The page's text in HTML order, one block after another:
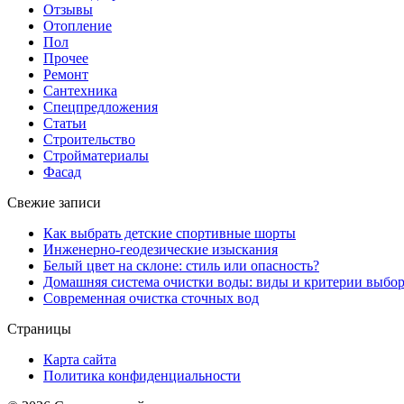
Отзывы
Отопление
Пол
Прочее
Ремонт
Сантехника
Спецпредложения
Статьи
Строительство
Стройматериалы
Фасад
Свежие записи
Как выбрать детские спортивные шорты
Инженерно-геодезические изыскания
Белый цвет на склоне: стиль или опасность?
Домашняя система очистки воды: виды и критерии
Современная очистка сточных вод
Страницы
Карта сайта
Политика конфиденциальности